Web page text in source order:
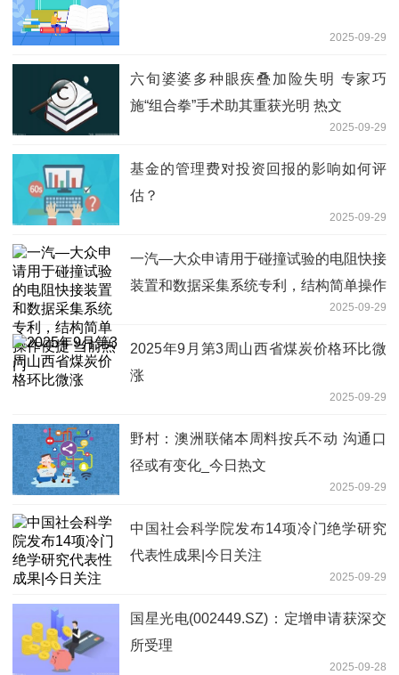
2025-09-29
六旬婆婆多种眼疾叠加险失明 专家巧
施“组合拳”手术助其重获光明 热文
2025-09-29
基金的管理费对投资回报的影响如何评
估？
2025-09-29
一汽—大众申请用于碰撞试验的电阻快接
装置和数据采集系统专利，结构简单操作
2025-09-29
2025年9月第3周山西省煤炭价格环比微
涨
2025-09-29
野村：澳洲联储本周料按兵不动 沟通口
径或有变化_今日热文
2025-09-29
中国社会科学院发布14项冷门绝学研究
代表性成果|今日关注
2025-09-29
国星光电(002449.SZ)：定增申请获深交
所受理
2025-09-28